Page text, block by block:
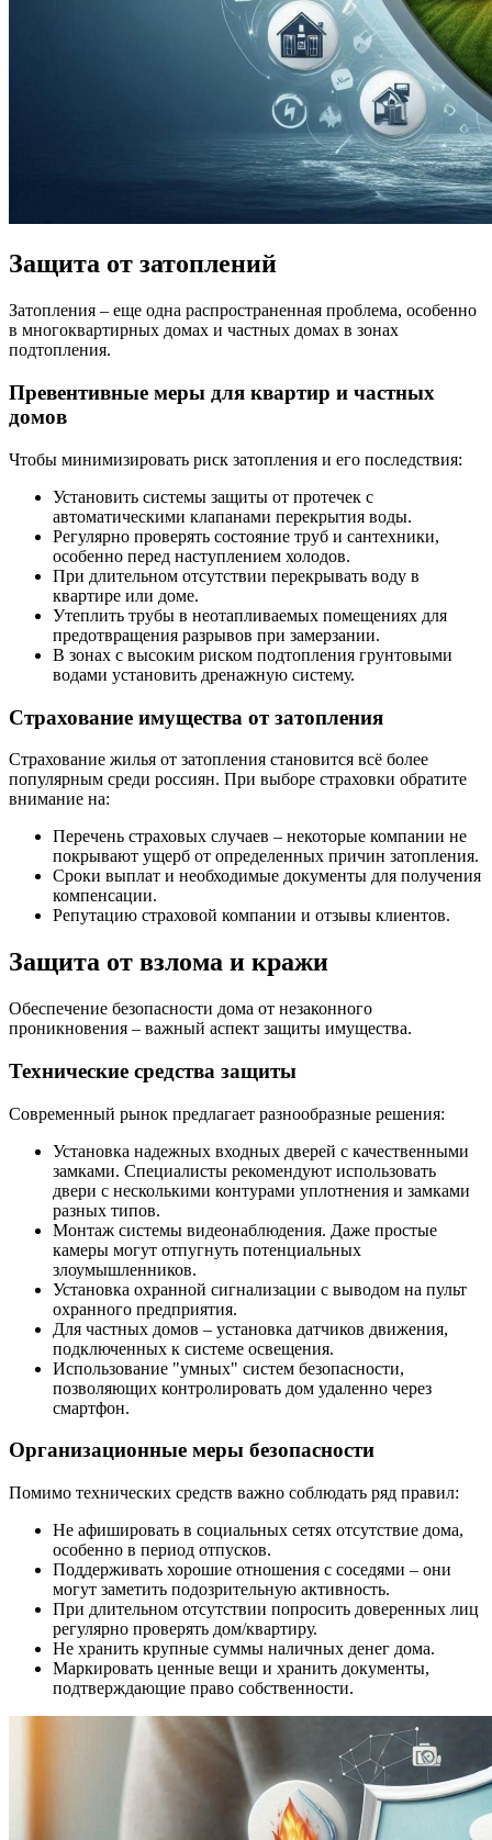
Защита от затоплений
Затопления – еще одна распространенная проблема, особенно
в многоквартирных домах и частных домах в зонах
подтопления.
Превентивные меры для квартир и частных
домов
Чтобы минимизировать риск затопления и его последствия:
Установить системы защиты от протечек с
автоматическими клапанами перекрытия воды.
Регулярно проверять состояние труб и сантехники,
особенно перед наступлением холодов.
При длительном отсутствии перекрывать воду в
квартире или доме.
Утеплить трубы в неотапливаемых помещениях для
предотвращения разрывов при замерзании.
В зонах с высоким риском подтопления грунтовыми
водами установить дренажную систему.
Страхование имущества от затопления
Страхование жилья от затопления становится всё более
популярным среди россиян. При выборе страховки обратите
внимание на:
Перечень страховых случаев – некоторые компании не
покрывают ущерб от определенных причин затопления.
Сроки выплат и необходимые документы для получения
компенсации.
Репутацию страховой компании и отзывы клиентов.
Защита от взлома и кражи
Обеспечение безопасности дома от незаконного
проникновения – важный аспект защиты имущества.
Технические средства защиты
Современный рынок предлагает разнообразные решения:
Установка надежных входных дверей с качественными
замками. Специалисты рекомендуют использовать
двери с несколькими контурами уплотнения и замками
разных типов.
Монтаж системы видеонаблюдения. Даже простые
камеры могут отпугнуть потенциальных
злоумышленников.
Установка охранной сигнализации с выводом на пульт
охранного предприятия.
Для частных домов – установка датчиков движения,
подключенных к системе освещения.
Использование "умных" систем безопасности,
позволяющих контролировать дом удаленно через
смартфон.
Организационные меры безопасности
Помимо технических средств важно соблюдать ряд правил:
Не афишировать в социальных сетях отсутствие дома,
особенно в период отпусков.
Поддерживать хорошие отношения с соседями – они
могут заметить подозрительную активность.
При длительном отсутствии попросить доверенных лиц
регулярно проверять дом/квартиру.
Не хранить крупные суммы наличных денег дома.
Маркировать ценные вещи и хранить документы,
подтверждающие право собственности.